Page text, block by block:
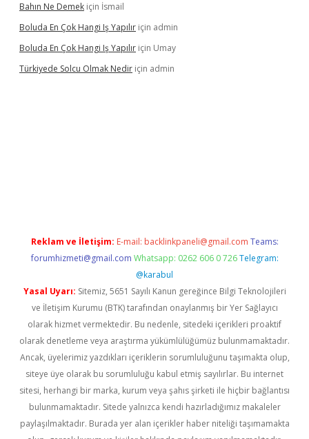
Bahın Ne Demek için İsmail
Boluda En Çok Hangi Iş Yapılır için admin
Boluda En Çok Hangi Iş Yapılır için Umay
Türkiyede Solcu Olmak Nedir için admin
Reklam ve İletişim: E-mail: backlinkpaneli@gmail.com Teams:
forumhizmeti@gmail.com Whatsapp: 0262 606 0 726 Telegram:
@karabul
Yasal Uyarı: Sitemiz, 5651 Sayılı Kanun gereğince Bilgi Teknolojileri
ve İletişim Kurumu (BTK) tarafından onaylanmış bir Yer Sağlayıcı
olarak hizmet vermektedir. Bu nedenle, sitedeki içerikleri proaktif
olarak denetleme veya araştırma yükümlülüğümüz bulunmamaktadır.
Ancak, üyelerimiz yazdıkları içeriklerin sorumluluğunu taşımakta olup,
siteye üye olarak bu sorumluluğu kabul etmiş sayılırlar. Bu internet
sitesi, herhangi bir marka, kurum veya şahıs şirketi ile hiçbir bağlantısı
bulunmamaktadır. Sitede yalnızca kendi hazırladığımız makaleler
paylaşılmaktadır. Burada yer alan içerikler haber niteliği taşımamakta